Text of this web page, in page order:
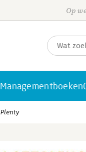
Op
Managementboeken
Plenty